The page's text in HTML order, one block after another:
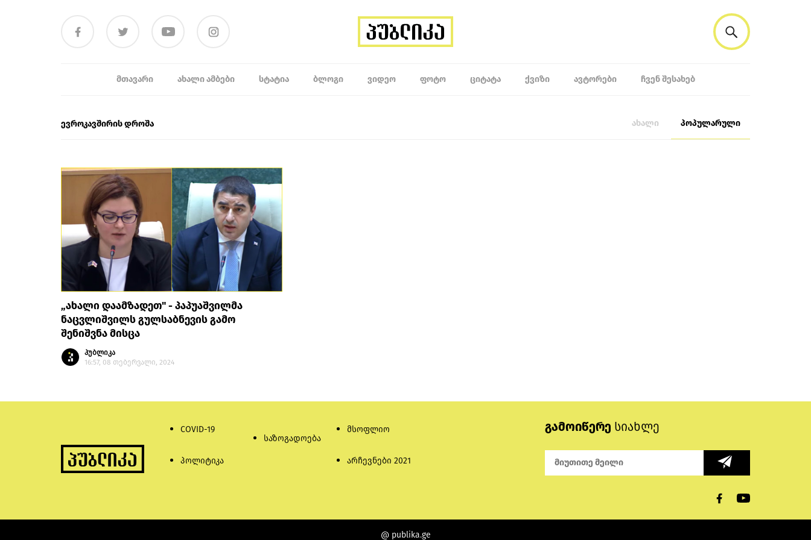
ᲛᲗᲐᲕᲐᲠᲘ ᲐᲮᲐᲚᲘ ᲐᲛᲑᲔᲑᲘ ᲡᲢᲐᲢᲘᲐ ᲑᲚᲝᲒᲘ ᲕᲘᲓᲔᲝ ᲤᲝᲢᲝ ᲪᲘᲢᲐᲢᲐ ᲥᲕᲘᲖᲘ ᲐᲕᲢᲝᲠᲔᲑᲘ ᲩᲕᲔᲜ ᲨᲔᲡᲐᲮᲔᲑ
ევროკავშირის დროშა ახალი პოპულარული
„ახალი დაამზადეთ" - პაპუაშვილმა
ნაცვლიშვილს გულსაბნევის გამო
შენიშვნა მისცა
პუბლიკა
16:57, 08 თებერვალი, 2024
COVID-19
პოლიტიკა
საზოგადოება
მსოფლიო
არჩევნები 2021
გამოიწერე სიახლე
@ publika.ge